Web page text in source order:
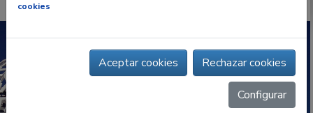
cookies
Aceptar cookies Rechazar cookies
Configurar